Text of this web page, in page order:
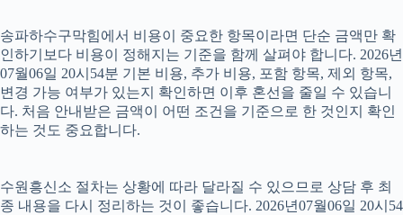
송파하수구막힘에서 비용이 중요한 항목이라면 단순 금액만 확
인하기보다 비용이 정해지는 기준을 함께 살펴야 합니다. 2026년
07월06일 20시54분 기본 비용, 추가 비용, 포함 항목, 제외 항목,
변경 가능 여부가 있는지 확인하면 이후 혼선을 줄일 수 있습니
다. 처음 안내받은 금액이 어떤 조건을 기준으로 한 것인지 확인
하는 것도 중요합니다.
수원흥신소 절차는 상황에 따라 달라질 수 있으므로 상담 후 최
종 내용을 다시 정리하는 것이 좋습니다. 2026년07월06일 20시54